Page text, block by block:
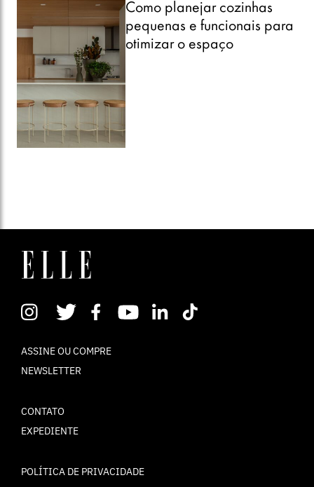
Como planejar cozinhas
pequenas e funcionais para
otimizar o espaço
ASSINE OU COMPRE
NEWSLETTER
CONTATO
EXPEDIENTE
POLÍTICA DE PRIVACIDADE